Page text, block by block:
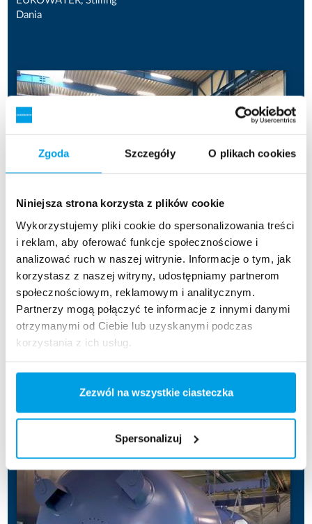
Zgoda Szczegóły O plikach cookies
Niniejsza strona korzysta z plików cookie
Wykorzystujemy pliki cookie do spersonalizowania treści
i reklam, aby oferować funkcje społecznościowe i
analizować ruch w naszej witrynie. Informacje o tym, jak
korzystasz z naszej witryny, udostępniamy partnerom
społecznościowym, reklamowym i analitycznym.
Partnerzy mogą połączyć te informacje z innymi danymi
otrzymanymi od Ciebie lub uzyskanymi podczas
korzystania z ich usług.
Zezwól na wszystkie ciasteczka
Spersonalizuj
Dania
Warsztat stali nierdzewnej
Polska